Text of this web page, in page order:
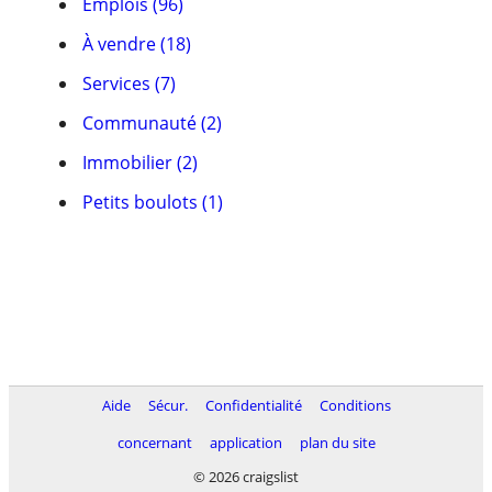
À vendre (18)
Services (7)
Communauté (2)
Immobilier (2)
Petits boulots (1)
Aide Sécur. Confidentialité
Conditions
concernant
application
plan du site
© 2026 craigslist